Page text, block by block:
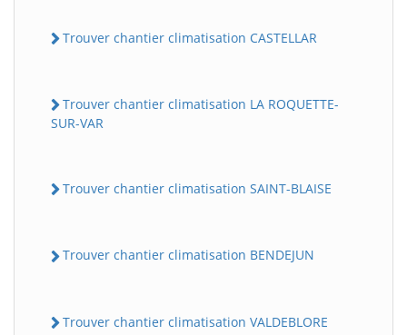
Trouver chantier climatisation CASTELLAR
Trouver chantier climatisation LA ROQUETTE-
SUR-VAR
Trouver chantier climatisation SAINT-BLAISE
Trouver chantier climatisation BENDEJUN
Trouver chantier climatisation VALDEBLORE